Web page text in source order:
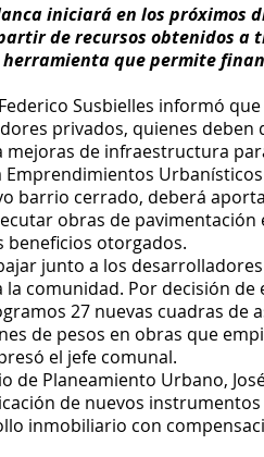
iniciará en los próximos
de recursos obtenidos a
que permite
Susbielles informó
privados, quienes
de infraestructura
Emprendimientos
barrio cerrado, deberá
obras de
otorgados.
junto a los
comunidad. Por decisión
27 nuevas cuadras
de pesos en obras que
el jefe comunal.
de Planeamiento Urbano,
de nuevos
inmobiliario con